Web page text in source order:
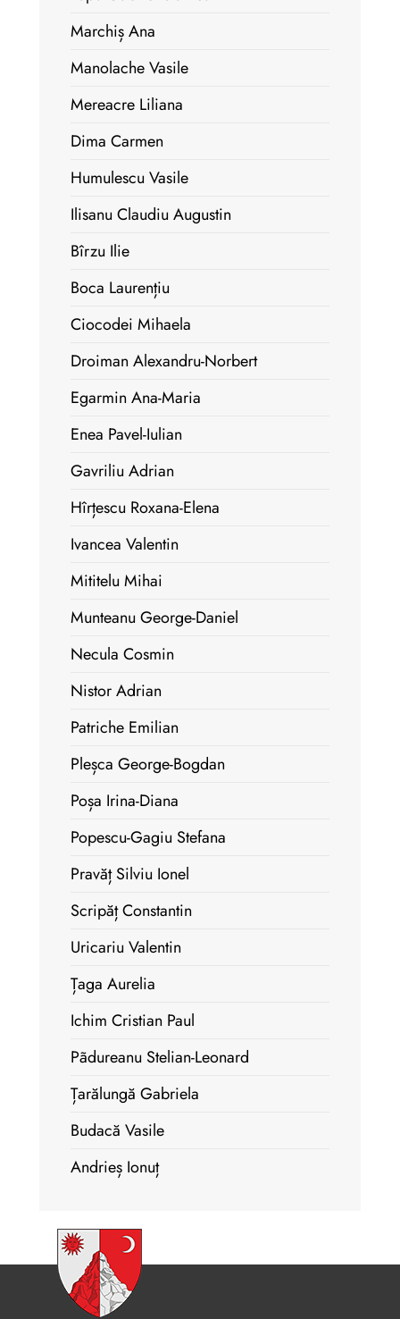
Marchiș Ana
Manolache Vasile
Mereacre Liliana
Dima Carmen
Humulescu Vasile
Ilisanu Claudiu Augustin
Bîrzu Ilie
Boca Laurențiu
Ciocodei Mihaela
Droiman Alexandru-Norbert
Egarmin Ana-Maria
Enea Pavel-Iulian
Gavriliu Adrian
Hîrțescu Roxana-Elena
Ivancea Valentin
Mititelu Mihai
Munteanu George-Daniel
Necula Cosmin
Nistor Adrian
Patriche Emilian
Pleșca George-Bogdan
Poșa Irina-Diana
Popescu-Gagiu Stefana
Pravăț Silviu Ionel
Scripăț Constantin
Uricariu Valentin
Țaga Aurelia
Ichim Cristian Paul
Pãdureanu Stelian-Leonard
Țarălungă Gabriela
Budacă Vasile
Andrieș Ionuț